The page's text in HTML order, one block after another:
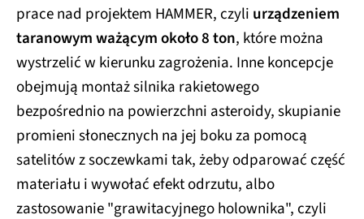
prace nad projektem HAMMER, czyli urządzeniem
taranowym ważącym około 8 ton, które można
wystrzelić w kierunku zagrożenia. Inne koncepcje
obejmują montaż silnika rakietowego
bezpośrednio na powierzchni asteroidy, skupianie
promieni słonecznych na jej boku za pomocą
satelitów z soczewkami tak, żeby odparować część
materiału i wywołać efekt odrzutu, albo
zastosowanie "grawitacyjnego holownika", czyli